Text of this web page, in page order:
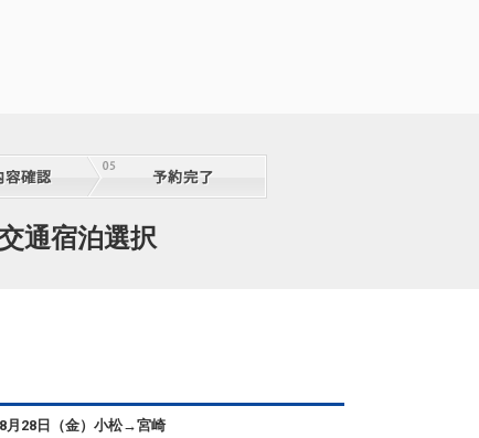
通宿泊選択
月28日（金） 小松→宮崎
スJを利用する 3
07:35
13:15
小松
宮崎